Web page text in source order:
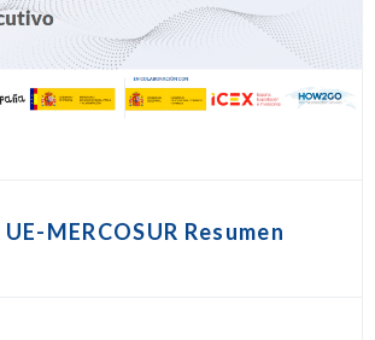
MERCOSUR Resumen